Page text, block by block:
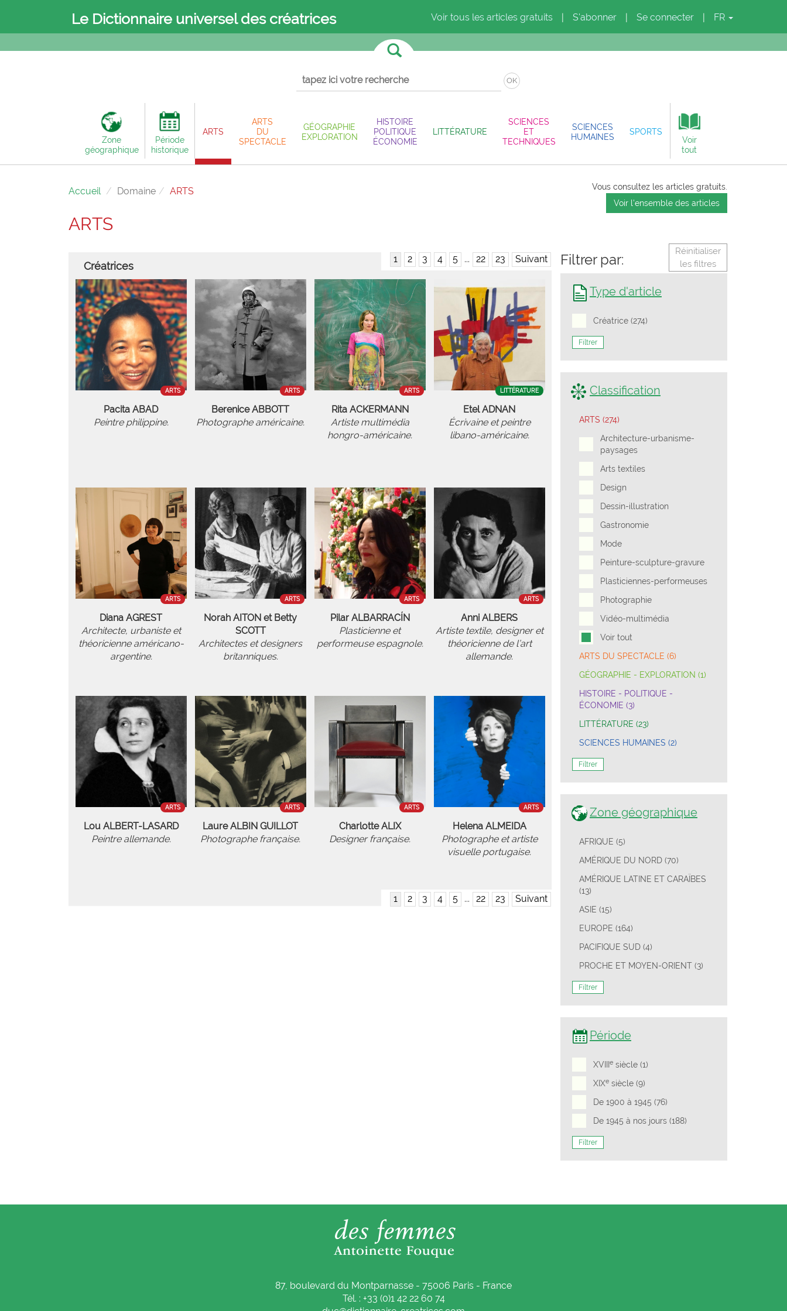
Le Dictionnaire universel des créatrices Voir tous les articles gratuits S'abonner Se connecter FR
OK
Zone
géographique
Période
historique
ARTS
ARTS
DU
SPECTACLE
GÉOGRAPHIE
EXPLORATION
HISTOIRE
POLITIQUE
ÉCONOMIE
LITTÉRATURE
SCIENCES
ET
TECHNIQUES
SCIENCES
HUMAINES
SPORTS
Voir
tout
Accueil Domaine ARTS
ARTS
Vous consultez les articles gratuits.
Voir l'ensemble des articles
Créatrices
1 2 3 4 5 ... 22 23 Suivant
ARTS
Pacita ABAD
Peintre philippine.
ARTS
Berenice ABBOTT
Photographe américaine.
ARTS
Rita ACKERMANN
Artiste multimédia
hongro-américaine.
LITTÉRATURE
Etel ADNAN
Écrivaine et peintre
libano-américaine.
ARTS
Diana AGREST
Architecte, urbaniste et
théoricienne américano-
argentine.
ARTS
Norah AITON et Betty
SCOTT
Architectes et designers
britanniques.
ARTS
Pilar ALBARRACÍN
Plasticienne et
performeuse espagnole.
ARTS
Anni ALBERS
Artiste textile, designer et
théoricienne de l’art
allemande.
ARTS
Lou ALBERT-LASARD
Peintre allemande.
ARTS
Laure ALBIN GUILLOT
Photographe française.
ARTS
Charlotte ALIX
Designer française.
ARTS
Helena ALMEIDA
Photographe et artiste
visuelle portugaise.
1 2 3 4 5 ... 22 23 Suivant
Filtrer par:
Réinitialiser
les filtres
Type d'article
Créatrice (274)
Filtrer
Classification
ARTS (274)
Architecture-urbanisme-
paysages
Arts textiles
Design
Dessin-illustration
Gastronomie
Mode
Peinture-sculpture-gravure
Plasticiennes-performeuses
Photographie
Vidéo-multimédia
Voir tout
ARTS DU SPECTACLE (6)
GÉOGRAPHIE - EXPLORATION (1)
HISTOIRE - POLITIQUE -
ÉCONOMIE (3)
LITTÉRATURE (23)
SCIENCES HUMAINES (2)
Filtrer
Zone géographique
AFRIQUE (5)
AMÉRIQUE DU NORD (70)
AMÉRIQUE LATINE ET CARAÏBES
(13)
ASIE (15)
EUROPE (164)
PACIFIQUE SUD (4)
PROCHE ET MOYEN-ORIENT (3)
Filtrer
Période
XVIII e siècle (1)
XIXe siècle (9)
De 1900 à 1945 (76)
De 1945 à nos jours (188)
Filtrer
87, boulevard du Montparnasse - 75006 Paris - France
Tél. : +33 (0)1 42 22 60 74